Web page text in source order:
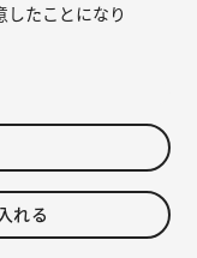
たことになり
れる